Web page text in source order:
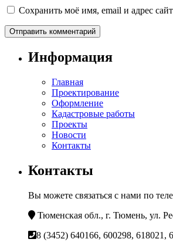
Сохранить моё имя, email и адрес
Информация
Главная
Проектирование
Оформление
Кадастровые работы
Проекты
Новости
Контакты
Контакты
Вы можете связаться с нами по
Тюменская обл., г. Тюмень, ул.
8 (3452) 640166, 600298, 618021,